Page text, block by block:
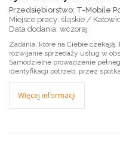
Przedsiębiorstwo: T-Mobile
Miejsce pracy: śląskie /
wczoraj
Zadania, które na Ciebie
rozwijanie sprzedaży usług w
Samodzielne prowadzenie
identyfikacji potrzeb, przez
Więcej informacji